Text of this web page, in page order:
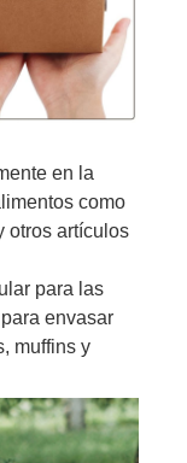
en la
como
otros artículos
para las
envasar
muffins y